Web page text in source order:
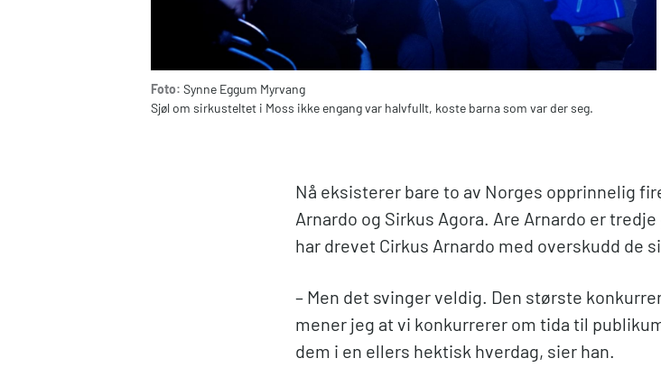
Foto: Synne Eggum Myrvang
Sjøl om sirkusteltet i Moss ikke engang var halvfullt, koste barna som var der seg.
Nå eksisterer bare to av Norges opprinnelig
Arnardo og Sirkus Agora. Are Arnardo er
har drevet Cirkus Arnardo med overskudd de
– Men det svinger veldig. Den største
mener jeg at vi konkurrerer om tida til
dem i en ellers hektisk hverdag, sier han.